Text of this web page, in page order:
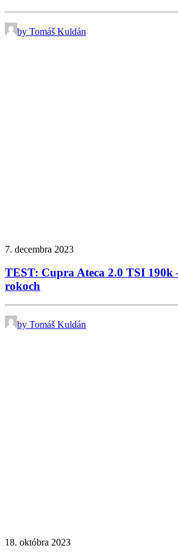
by Tomáš Kuldán
7. decembra 2023
TEST: Cupra Ateca 2.0 TSI 190k
rokoch
by Tomáš Kuldán
18. októbra 2023